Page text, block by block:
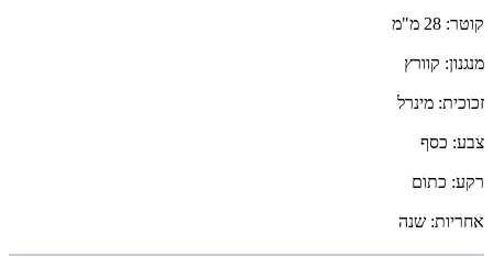
קוטר: 28 מ"מ
מנגנון: קוורץ
זכוכית: מינרל
צבע: כסף
רקע: כתום
אחריות: שנה